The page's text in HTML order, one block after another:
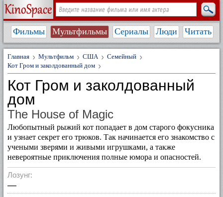
Фильмы Мультфильмы Сериалы Люди Читать
Главная Мультфильм США
Семейный
Кот Гром и заколдованный дом
Кот Гром и заколдованный
дом
The House of Magic
Любопытный рыжий кот попадает в дом старого фокусника
и узнает секрет его трюков. Так начинается его знакомство с
учеными зверями и живыми игрушками, а также
невероятные приключения полные юмора и опасностей.
Лозунг:
—